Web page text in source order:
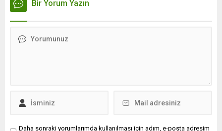
Bir Yorum Yazın
Daha sonraki yorumlarımda kullanılması için adım, e-posta adresim